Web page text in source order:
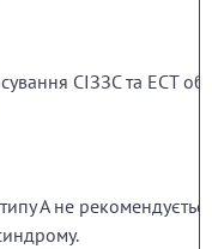
СІЗЗС та ЕСТ
А не